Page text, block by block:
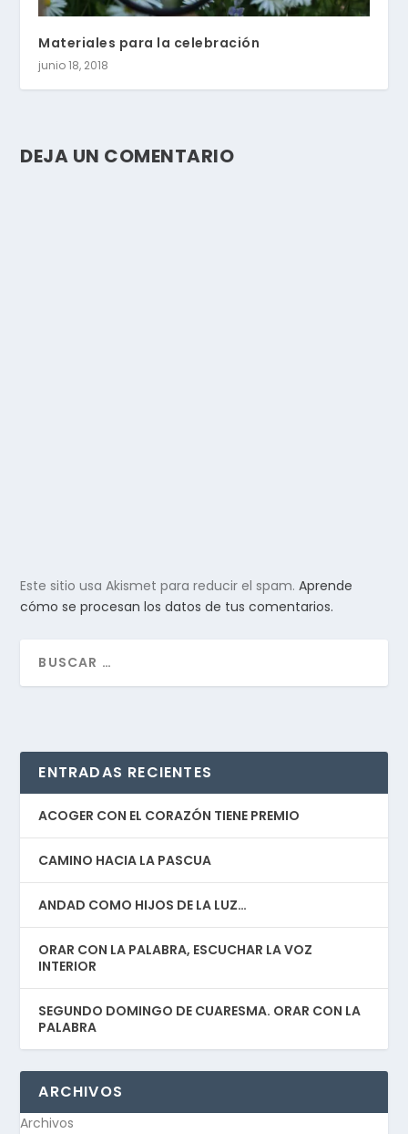
Materiales para la celebración
junio 18, 2018
DEJA UN COMENTARIO
Este sitio usa Akismet para reducir el spam.Aprende
cómo se procesan los datos de tus comentarios.
ENTRADAS RECIENTES
ACOGER CON EL CORAZÓN TIENE PREMIO
CAMINO HACIA LA PASCUA
ANDAD COMO HIJOS DE LA LUZ…
ORAR CON LA PALABRA, ESCUCHAR LA VOZ
INTERIOR
SEGUNDO DOMINGO DE CUARESMA. ORAR CON LA
PALABRA
ARCHIVOS
Archivos